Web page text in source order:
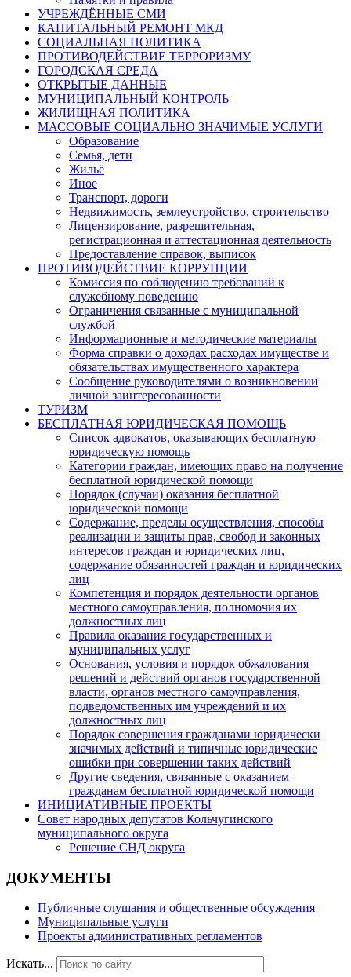
УЧРЕЖДЁННЫЕ СМИ
КАПИТАЛЬНЫЙ РЕМОНТ МКД
СОЦИАЛЬНАЯ ПОЛИТИКА
ПРОТИВОДЕЙСТВИЕ ТЕРРОРИЗМУ
ГОРОДСКАЯ СРЕДА
ОТКРЫТЫЕ ДАННЫЕ
МУНИЦИПАЛЬНЫЙ КОНТРОЛЬ
ЖИЛИЩНАЯ ПОЛИТИКА
МАССОВЫЕ СОЦИАЛЬНО ЗНАЧИМЫЕ УСЛУГИ
Образование
Семья, дети
Жильё
Иное
Транспорт, дороги
Недвижимость, землеустройство, строительство
Лицензирование, разрешительная,
регистрационная и аттестационная деятельность
Предоставление справок, выписок
ПРОТИВОДЕЙСТВИЕ КОРРУПЦИИ
Комиссия по соблюдению требований к
служебному поведению
Ограничения связанные с муниципальной
службой
Информационные и методические материалы
Форма справки о доходах расходах имуществе и
обязательствах имущественного характера
Сообщение руководителями о возникновении
личной заинтересованности
ТУРИЗМ
БЕСПЛАТНАЯ ЮРИДИЧЕСКАЯ ПОМОЩЬ
Список адвокатов, оказывающих бесплатную
юридическую помощь
Категории граждан, имеющих право на получение
бесплатной юридической помощи
Порядок (случаи) оказания бесплатной
юридической помощи
Содержание, пределы осуществления, способы
реализации и защиты прав, свобод и законных
интересов граждан и юридических лиц,
содержание обязанностей граждан и юридических
лиц
Компетенция и порядок деятельности органов
местного самоуправления, полномочия их
должностных лиц
Правила оказания государственных и
муниципальных услуг
Основания, условия и порядок обжалования
решений и действий органов государственной
власти, органов местного самоуправления,
подведомственных им учреждений и их
должностных лиц
Порядок совершения гражданами юридически
значимых действий и типичные юридические
ошибки при совершении таких действий
Другие сведения, связанные с оказанием
гражданам бесплатной юридической помощи
ИНИЦИАТИВНЫЕ ПРОЕКТЫ
Совет народных депутатов Кольчугинского
муниципального округа
Решение СНД округа
ДОКУМЕНТЫ
Публичные слушания и общественные обсуждения
Муниципальные услуги
Проекты административных регламентов
Искать...